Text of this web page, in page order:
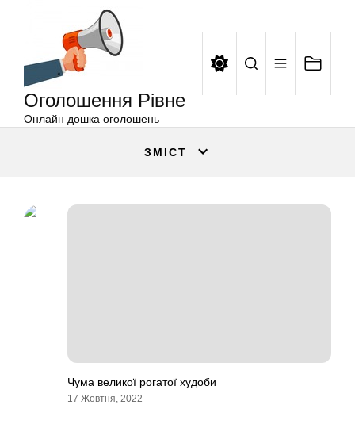
Оголошення Рівне
Онлайн дошка оголошень
ЗМІСТ
Чума великої рогатої худоби
17 Жовтня, 2022